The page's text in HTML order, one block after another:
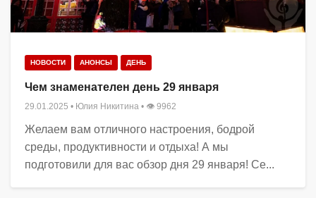
НОВОСТИ АНОНСЫ ДЕНЬ
Чем знаменателен день 29 января
29.01.2025 • Юлия Никитина • 👁 9962
Желаем вам отличного настроения, бодрой
среды, продуктивности и отдыха! А мы
подготовили для вас обзор дня 29 января! Се...